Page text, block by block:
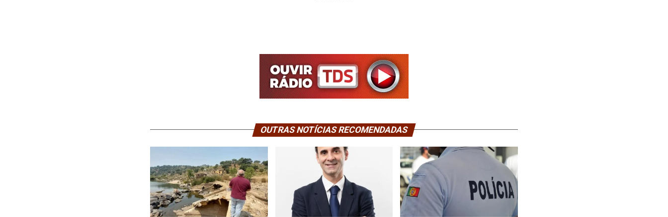
OUTRAS NOTÍCIAS RECOMENDADAS